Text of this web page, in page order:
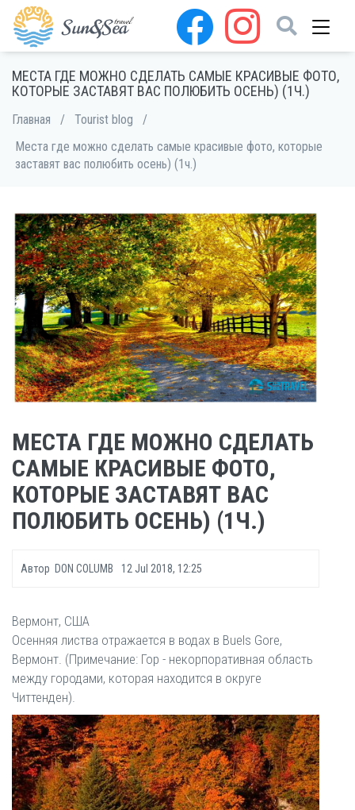
МЕСТА ГДЕ МОЖНО СДЕЛАТЬ САМЫЕ КРАСИВЫЕ ФОТО,
КОТОРЫЕ ЗАСТАВЯТ ВАС ПОЛЮБИТЬ ОСЕНЬ) (1Ч.)
Главная / Tourist blog
/
Места где можно сделать самые красивые фото, которые
заставят вас полюбить осень) (1ч.)
МЕСТА ГДЕ МОЖНО СДЕЛАТЬ
САМЫЕ КРАСИВЫЕ ФОТО,
КОТОРЫЕ ЗАСТАВЯТ ВАС
ПОЛЮБИТЬ ОСЕНЬ) (1Ч.)
Автор DON COLUMB 12 Jul 2018, 12:25
Вермонт, США
Осенняя листва отражается в водах в Buels Gore,
Вермонт. (Примечание: Гор - некорпоративная область
между городами, которая находится в округе
Читтенден).